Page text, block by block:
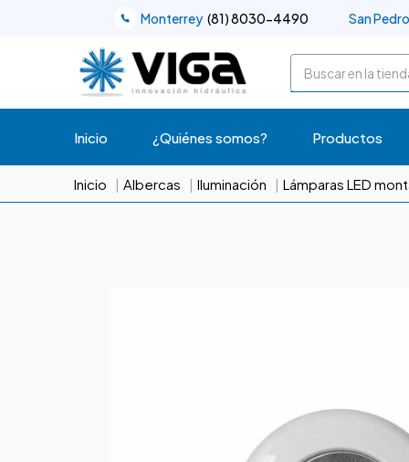
Monterrey (81) 8030-4490 San
Buscar
Inicio ¿Quiénes somos? Productos
Inicio Albercas Iluminación Lámparas LED